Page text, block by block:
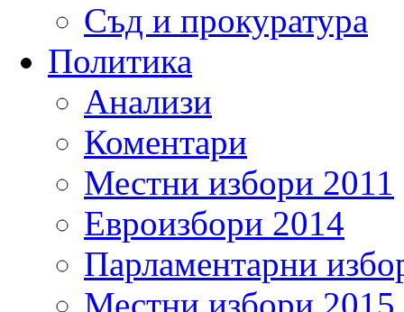
Съд и прокуратура
Политика
Анализи
Коментари
Местни избори 2011
Евроизбори 2014
Парламентарни